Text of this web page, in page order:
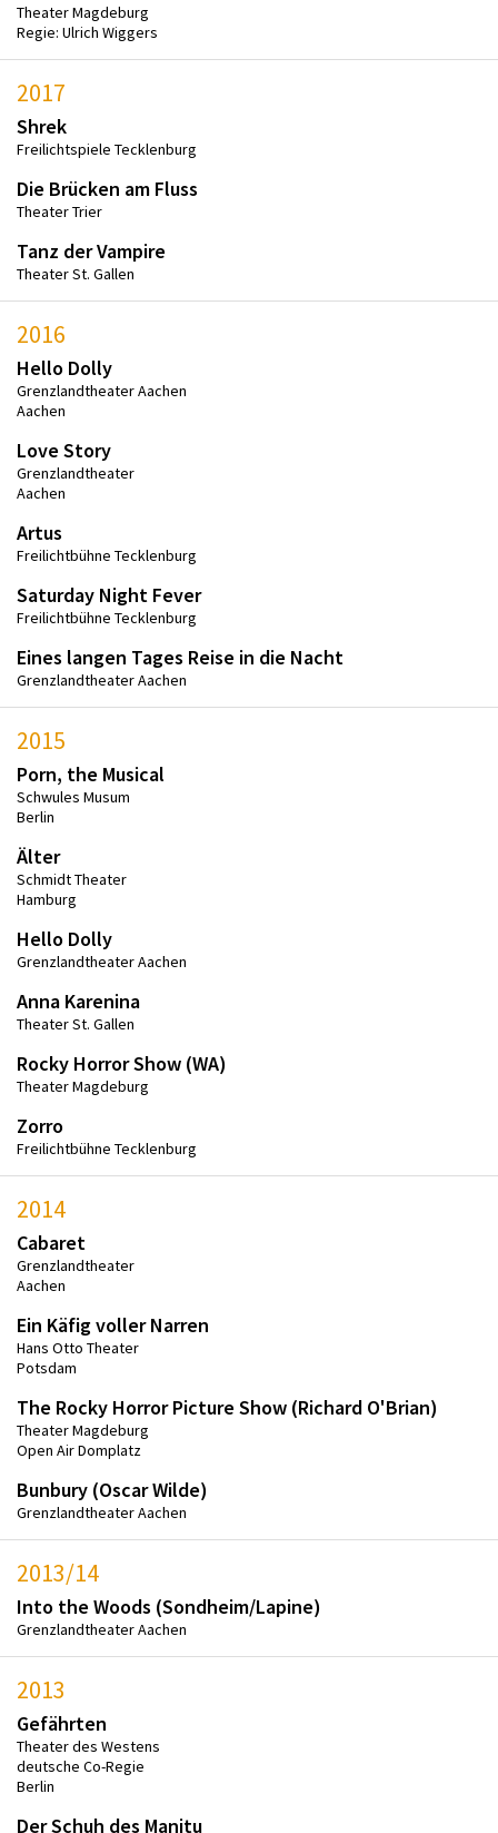
Theater Magdeburg
Regie: Ulrich Wiggers
2017
Shrek
Freilichtspiele Tecklenburg
Die Brücken am Fluss
Theater Trier
Tanz der Vampire
Theater St. Gallen
2016
Hello Dolly
Grenzlandtheater Aachen
Aachen
Love Story
Grenzlandtheater
Aachen
Artus
Freilichtbühne Tecklenburg
Saturday Night Fever
Freilichtbühne Tecklenburg
Eines langen Tages Reise in die Nacht
Grenzlandtheater Aachen
2015
Porn, the Musical
Schwules Musum
Berlin
Älter
Schmidt Theater
Hamburg
Hello Dolly
Grenzlandtheater Aachen
Anna Karenina
Theater St. Gallen
Rocky Horror Show (WA)
Theater Magdeburg
Zorro
Freilichtbühne Tecklenburg
2014
Cabaret
Grenzlandtheater
Aachen
Ein Käfig voller Narren
Hans Otto Theater
Potsdam
The Rocky Horror Picture Show (Richard O'Brian)
Theater Magdeburg
Open Air Domplatz
Bunbury (Oscar Wilde)
Grenzlandtheater Aachen
2013/14
Into the Woods (Sondheim/Lapine)
Grenzlandtheater Aachen
2013
Gefährten
Theater des Westens
deutsche Co-Regie
Berlin
Der Schuh des Manitu